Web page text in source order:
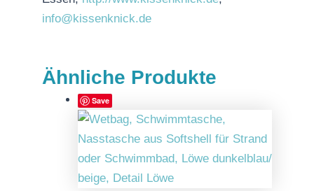
info@kissenknick.de
Ähnliche Produkte
Save